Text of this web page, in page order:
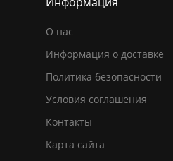
О нас
Информация о доставке
Политика безопасности
Условия соглашения
Контакты
Карта сайта